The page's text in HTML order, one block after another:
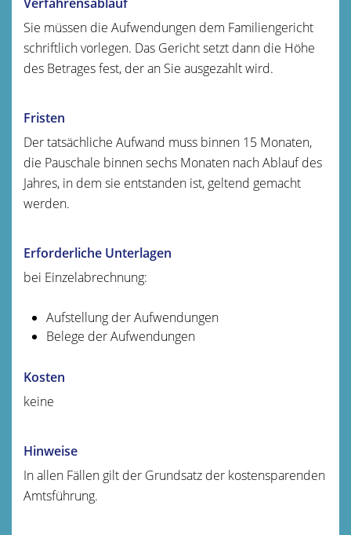
Sie müssen die Aufwendungen dem Familiengericht
schriftlich vorlegen. Das Gericht setzt dann die Höhe
des Betrages fest, der an Sie ausgezahlt wird.
Fristen
Der tatsächliche Aufwand muss binnen 15 Monaten,
die Pauschale binnen sechs Monaten nach Ablauf des
Jahres, in dem sie entstanden ist, geltend gemacht
werden.
Erforderliche Unterlagen
bei Einzelabrechnung:
Aufstellung der Aufwendungen
Belege der Aufwendungen
Kosten
keine
Hinweise
In allen Fällen gilt der Grundsatz der kostensparenden
Amtsführung.